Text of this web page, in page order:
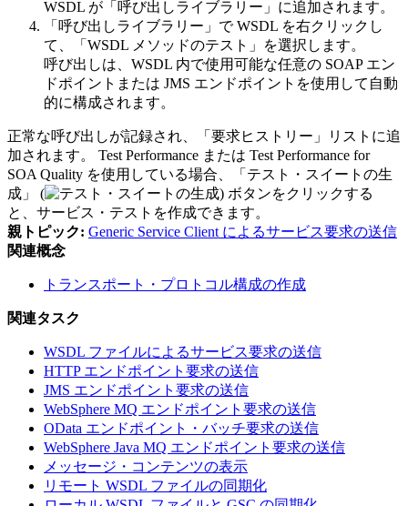
WSDL が 「呼び出しライブラリー」 に追加されます。
「呼び出しライブラリー」で WSDL を右クリックし
て、
「WSDL メソッドのテスト」
を選択します。
呼び出しは、WSDL 内で使用可能な任意の SOAP エン
ドポイントまたは JMS エンドポイントを使用して自動
的に構成されます。
正常な呼び出しが記録され、 「要求ヒストリー」
リストに追
加されます。 Test Performance または Test Performance for
SOA Quality を使用している場合、
「テスト・スイートの生
成」
(
) ボタンをクリックする
と、サービス・テストを作成できます。
親トピック: Generic Service Client によるサービス要求の送信
関連概念
トランスポート・プロトコル構成の作成
関連タスク
WSDL ファイルによるサービス要求の送信
HTTP エンドポイント要求の送信
JMS エンドポイント要求の送信
WebSphere MQ エンドポイント要求の送信
OData エンドポイント・バッチ要求の送信
WebSphere Java MQ エンドポイント要求の送信
メッセージ・コンテンツの表示
リモート WSDL ファイルの同期化